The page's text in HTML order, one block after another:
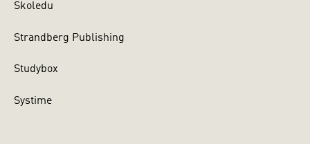
Skoledu
Strandberg Publishing
Studybox
Systime